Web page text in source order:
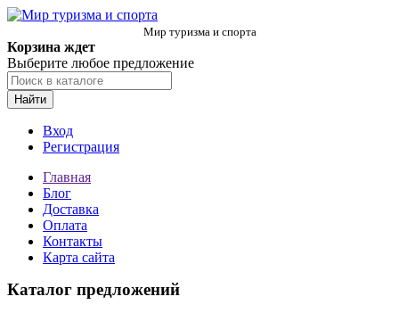
Мир туризма и спорта
Корзина ждет
Выберите любое предложение
Найти
Вход
Регистрация
Главная
Блог
Доставка
Оплата
Контакты
Карта сайта
Каталог предложений